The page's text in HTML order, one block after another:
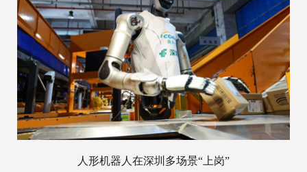
人形机器人在深圳多场景“上岗”